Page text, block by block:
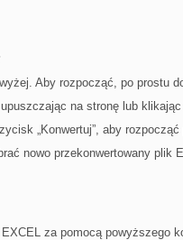
Aby rozpocząć, po prostu
na stronę lub klikając
„Konwertuj”, aby
nowo przekonwertowany plik
za pomocą powyższego